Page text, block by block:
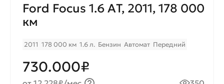
Ford Focus 1.6 АT, 2011, 178 000
км
2011 178 000 км 1.6 л. Бензин Автомат Передний
730.000₽